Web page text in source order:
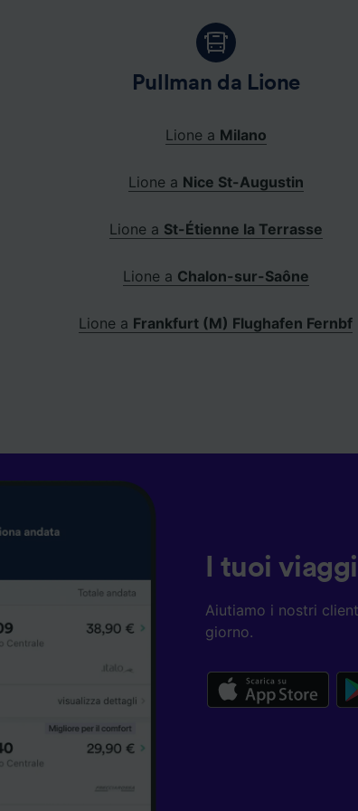
Pullman da Lione
Lione a Milano
Lione a Nice St-Augustin
Lione a St-Étienne la Terrasse
Lione a Chalon-sur-Saône
Lione a Frankfurt (M) Flughafen Fernbf
I tuoi
Aiutiamo i nostri
giorno.